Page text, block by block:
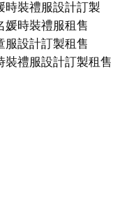
時裝禮服設計訂製
媛時裝禮服租售
服設計訂製租售
裝禮服設計訂製租售